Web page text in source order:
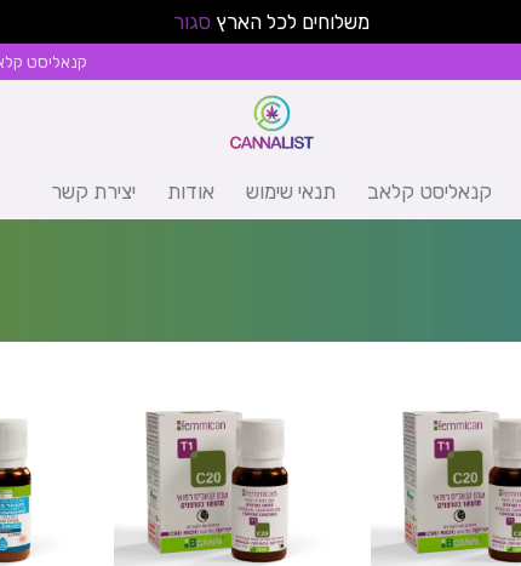
משלוחים לכל הארץ סגור
קנאליסט
קנאליסט קלאב תנאי שימוש אודות יצירת קשר